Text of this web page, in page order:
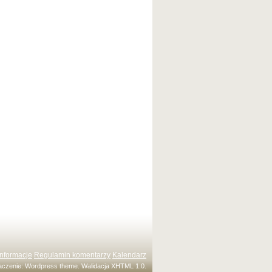
Regulamin komentarzy Kalendarz
Wordpress theme. WalidacjaXHTML 1.0.